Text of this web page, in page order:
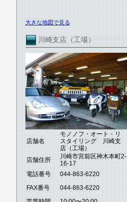
大きな地図で見る
川崎支店（工場）
店舗名
モノノフ・オート・リ
スタイリング 川崎支
店（工場）
店舗住所
川崎市宮前区神木本町2-
16-17
電話番号
044-863-6220
FAX番号
044-863-6220